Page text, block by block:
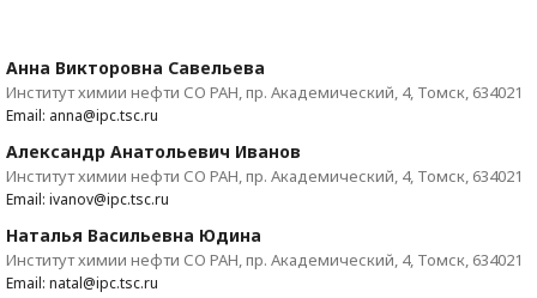
Анна Викторовна Савельева
Институт химии нефти СО РАН, пр. Академический, 4, Томск, 634021
Email: anna@ipc.tsc.ru
Александр Анатольевич Иванов
Институт химии нефти СО РАН, пр. Академический, 4, Томск, 634021
Email: ivanov@ipc.tsc.ru
Наталья Васильевна Юдина
Институт химии нефти СО РАН, пр. Академический, 4, Томск, 634021
Email: natal@ipc.tsc.ru